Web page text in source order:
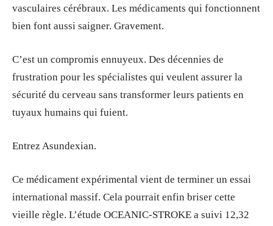
vasculaires cérébraux. Les médicaments qui fonctionnent
bien font aussi saigner. Gravement.
C’est un compromis ennuyeux. Des décennies de
frustration pour les spécialistes qui veulent assurer la
sécurité du cerveau sans transformer leurs patients en
tuyaux humains qui fuient.
Entrez Asundexian.
Ce médicament expérimental vient de terminer un essai
international massif. Cela pourrait enfin briser cette
vieille règle. L’étude OCEANIC-STROKE a suivi 12,32